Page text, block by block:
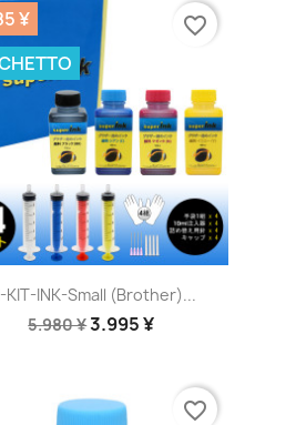
Anteprima
KIT-INK-Small (Brother)...
5.980 ¥3.995 ¥
¥
favorite_border
favorite_border